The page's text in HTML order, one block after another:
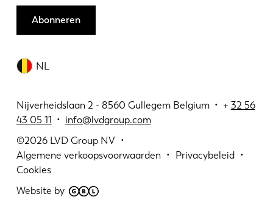
NL
Nijverheidslaan 2 - 8560 Gullegem Belgium • + 32 56
43 05 11 • info@lvdgroup.com
©2026 LVD Group NV
Algemene verkoopsvoorwaarden
Privacybeleid
Cookies
Website by
Abonneren